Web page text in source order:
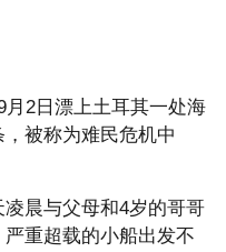
2日漂上土耳其一处海
被称为难民危机中
晨与父母和4岁的哥哥
重超载的小船出发不